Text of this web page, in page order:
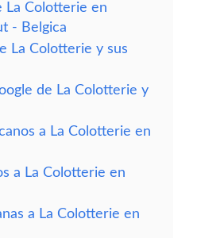
La Colotterie en
- Belgica
La Colotterie y sus
de La Colotterie y
a La Colotterie en
a La Colotterie en
a La Colotterie en